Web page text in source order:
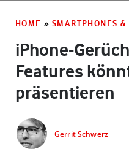
HOME » SMARTPHONES &
iPhone-
Features
präsentieren
Gerrit Schwerz